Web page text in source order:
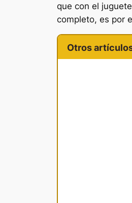
que con el
completo, es por
Otros